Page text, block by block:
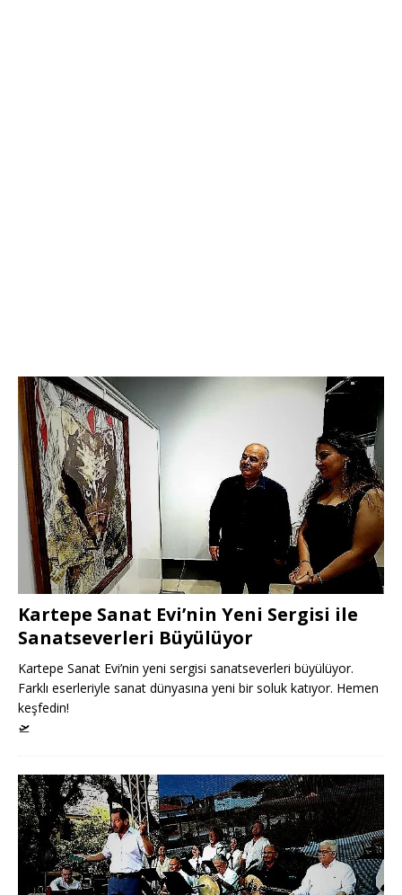
Kartepe Sanat Evi’nin Yeni Sergisi ile
Sanatseverleri Büyülüyor
Kartepe Sanat Evi’nin yeni sergisi sanatseverleri büyülüyor.
Farklı eserleriyle sanat dünyasına yeni bir soluk katıyor. Hemen
keşfedin!
🛫